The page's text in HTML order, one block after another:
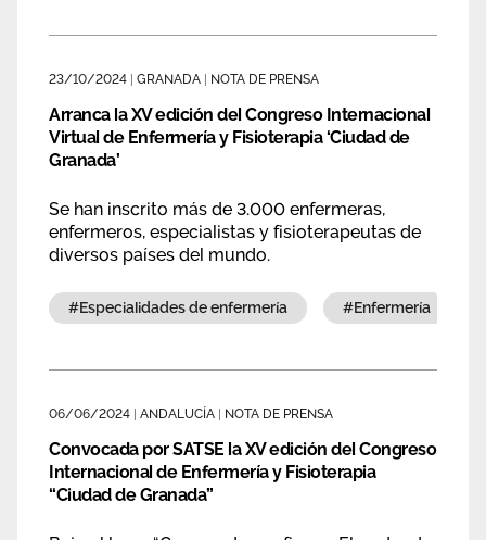
23/10/2024 GRANADA NOTA DE PRENSA
Arranca la XV edición del Congreso Internacional
Virtual de Enfermería y Fisioterapia ‘Ciudad de
Granada’
Se han inscrito más de 3.000 enfermeras,
enfermeros, especialistas y fisioterapeutas de
diversos países del mundo.
#especialidades de enfermería #enfermería
06/06/2024 ANDALUCÍA NOTA DE PRENSA
Convocada por SATSE la XV edición del Congreso
Internacional de Enfermería y Fisioterapia
“Ciudad de Granada”